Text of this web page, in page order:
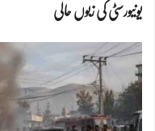
یونیورسٹی کی زبوں حالی